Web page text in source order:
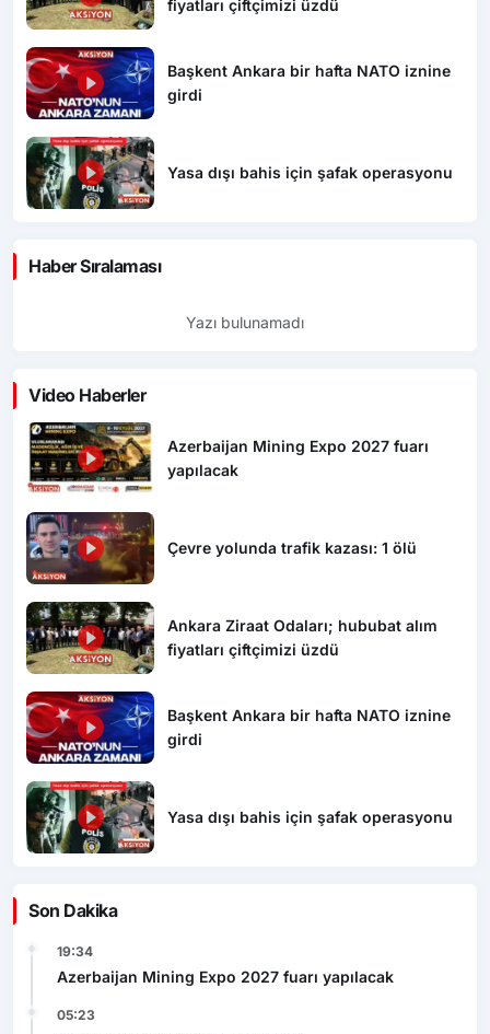
fiyatları çiftçimizi üzdü
Başkent Ankara bir hafta NATO iznine
girdi
Yasa dışı bahis için şafak operasyonu
Haber Sıralaması
Yazı bulunamadı
Video Haberler
Azerbaijan Mining Expo 2027 fuarı
yapılacak
Çevre yolunda trafik kazası: 1 ölü
Ankara Ziraat Odaları; hububat alım
fiyatları çiftçimizi üzdü
Başkent Ankara bir hafta NATO iznine
girdi
Yasa dışı bahis için şafak operasyonu
Son Dakika
19:34
Azerbaijan Mining Expo 2027 fuarı yapılacak
05:23